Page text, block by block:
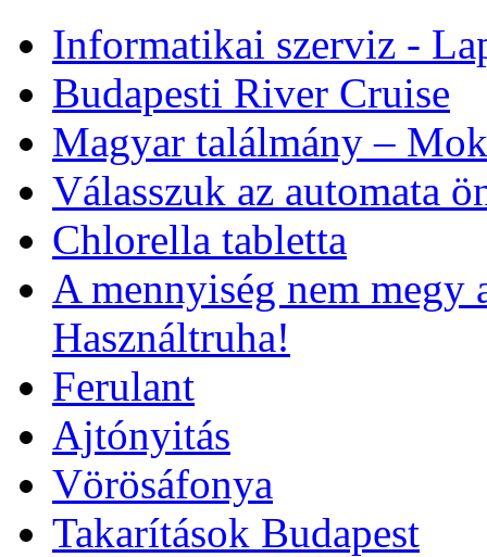
Informatikai szerviz -
Budapesti River Cruise
Magyar találmány –
Válasszuk az automata
Chlorella tabletta
A mennyiség nem megy
Használtruha!
Ferulant
Ajtónyitás
Vörösáfonya
Takarítások Budapest